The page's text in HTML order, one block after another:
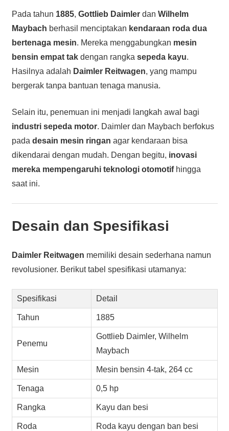
Pada tahun 1885, Gottlieb Daimlerdan Wilhelm
Maybach berhasil menciptakan kendaraan roda dua
bertenaga mesin. Mereka menggabungkan mesin
bensin empat takdengan rangka sepeda kayu.
Hasilnya adalah Daimler Reitwagen, yang mampu
bergerak tanpa bantuan tenaga manusia.
Selain itu, penemuan ini menjadi langkah awal bagi
industri sepeda motor. Daimler dan Maybach berfokus
pada desain mesin ringan agar kendaraan bisa
dikendarai dengan mudah. Dengan begitu, inovasi
mereka mempengaruhi teknologi otomotifhingga
saat ini.
Desain dan Spesifikasi
Daimler Reitwagen memiliki desain sederhana namun
revolusioner. Berikut tabel spesifikasi utamanya:
Spesifikasi Detail
Tahun 1885
Penemu
Gottlieb Daimler, Wilhelm
Maybach
Mesin Mesin bensin 4-tak, 264 cc
Tenaga 0,5 hp
Rangka Kayu dan besi
Roda Roda kayu dengan ban besi